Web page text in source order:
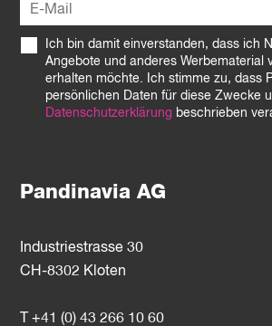
Pandinavia AG
Industriestrasse 30
CH-8302 Kloten
T +41 (0) 43 266 10 60
Ich bin damit einverstanden, dass ich
Angebote und anderes Werbematerial
erhalten möchte. Ich stimme zu, dass
persönlichen Daten für diese Zwecke
Datenschutzerklärung beschrieben